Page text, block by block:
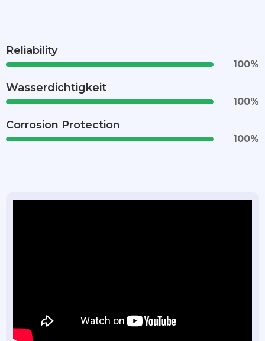
Reliability
100%
Wasserdichtigkeit
100%
Corrosion Protection
100%